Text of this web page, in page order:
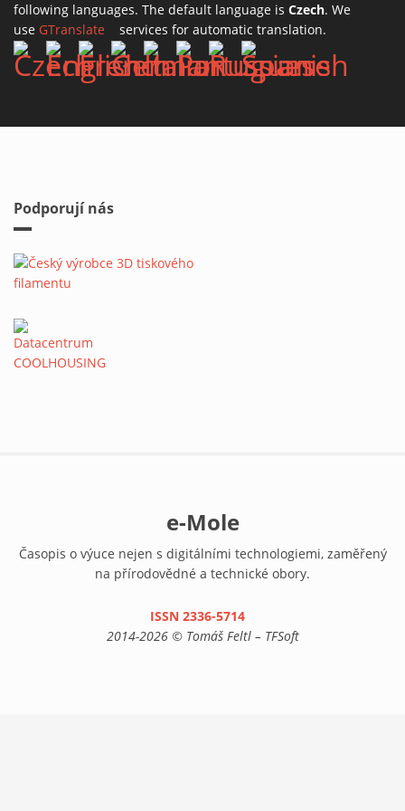
following languages. The default language is Czech. We
use GTranslate (link is external)
services for automatic translation.
Podporují nás
e-Mole
Časopis o výuce nejen s digitálními technologiemi, zaměřený
na přírodovědné a technické obory.
ISSN 2336-5714(link is external)
2014-2026 © Tomáš Feltl – TFSoft